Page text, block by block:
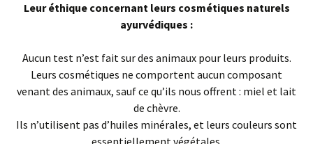
Leur éthique concernant leurs cosmétiques naturels
ayurvédiques :
Aucun test n’est fait sur des animaux pour leurs produits.
Leurs cosmétiques ne comportent aucun composant
venant des animaux, sauf ce qu’ils nous offrent : miel et lait
de chèvre.
Ils n’utilisent pas d’huiles minérales, et leurs couleurs sont
essentiellement végétales.